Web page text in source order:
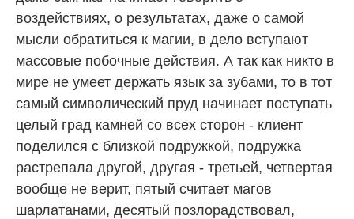
воздействиях, о результатах, даже о самой
мысли обратиться к магии, в дело вступают
массовые побочные действия. А так как никто в
мире не умеет держать язык за зубами, то в тот
самый символический пруд начинает поступать
целый град камней со всех сторон - клиент
поделился с близкой подружкой, подружка
растрепала другой, другая - третьей, четвертая
вообще не верит, пятый считает магов
шарлатанами, десятый позлорадствовал,